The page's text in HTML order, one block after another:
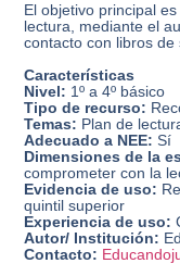
El objetivo principal
lectura, mediante el
contacto con libros de
Características
Nivel: 1º a 4º básico
Tipo de recurso:
Temas: Plan de
Adecuado a NEE: Sí
Dimensiones de la
comprometer con la
Evidencia de uso:
quintil superior
Experiencia de uso:
Autor/ Institución:
Contacto: